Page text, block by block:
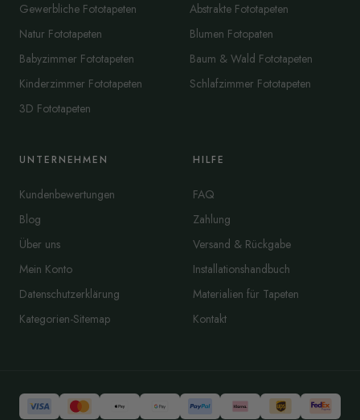
Gewerbliche Fototapeten
Natur Fototapeten
Babyzimmer Fototapeten
Kinderzimmer Fototapeten
3D Fototapeten
Abstrakte Fototapeten
Blumen Fotopaten
Baum & Wald Fototapeten
Schlafzimmer Fototapeten
UNTERNEHMEN
Kundenbewertungen
Blog
Über uns
Mein Konto
Datenschutzerklärung
Kategorien-Sitemap
HILFE
FAQ
Zahlung
Versand & Rückgabe
Installationshandbuch
Materialien für Tapeten
Kontakt